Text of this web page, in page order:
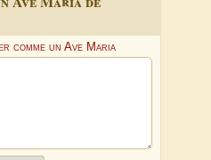
comme un Ave Maria